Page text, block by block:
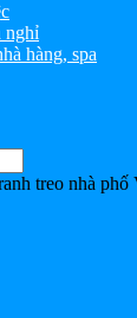
nghỉ
hàng, spa
treo nhà